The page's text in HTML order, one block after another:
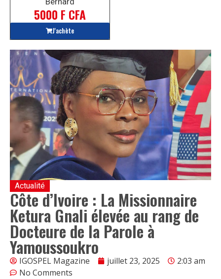
5000 F CFA
J'achète
Actualité
Côte d’Ivoire : La Missionnaire
Ketura Gnali élevée au rang de
Docteure de la Parole à
Yamoussoukro
IGOSPEL Magazine juillet 23, 2025
2:03 am
No Comments